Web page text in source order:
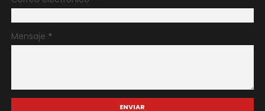
Mensaje *